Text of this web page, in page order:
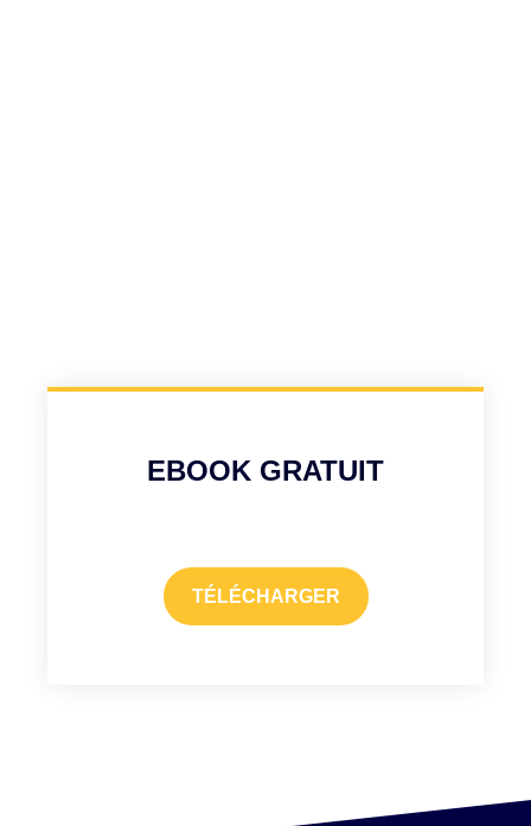
EBOOK GRATUIT
TÉLÉCHARGER